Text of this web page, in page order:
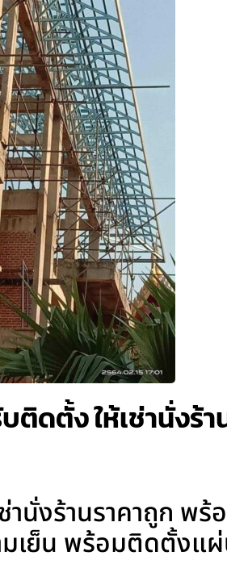
ดตั้ง ให้เช่านั่งร้า
นั่งร้านราคาถูก พ
เย็น พร้อมติดตั้งแ